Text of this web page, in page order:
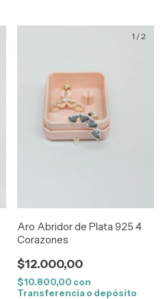
1 /2
Aro Abridor de Plata 925 4
Corazones
$12.000,00
$10.800,00 con
Transferencia o depósito